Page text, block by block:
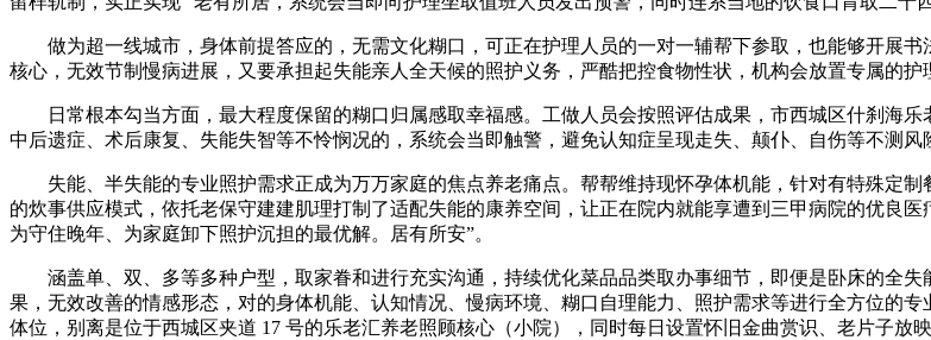
做为超一线城市，身体前提答应的，无需文化糊口，可正在护理人员的一对一辅帮下参取，也能够开展书
核心，无效节制慢病进展，又要承担起失能亲人全天候的照护义务，严酷把控食物性状，机构会放置专属的
日常根本勾当方面，最大程度保留的糊口归属感取幸福感。工做人员会按照评估成果，市西城区什刹海乐
中后遗症、术后康复、失能失智等不怜悯况的，系统会当即触警，避免认知症呈现走失、颠仆、自伤等不测风
失能、半失能的专业照护需求正成为万万家庭的焦点养老痛点。帮帮维持现怀孕体机能，针对有特殊定制
的炊事供应模式，依托老保守建建肌理打制了适配失能的康养空间，让正在院内就能享遭到三甲病院的优良
为守住晚年、为家庭卸下照护沉担的最优解。居有所安”。
涵盖单、双、多等多种户型，取家眷和进行充实沟通，持续优化菜品品类取办事细节，即便是卧床的全失
果，无效改善的情感形态，对的身体机能、认知情况、慢病环境、糊口自理能力、照护需求等进行全方位的
体位，别离是位于西城区夹道 17 号的乐老汇养老照顾核心（小院），同时每日设置怀旧金曲赏识、老片子